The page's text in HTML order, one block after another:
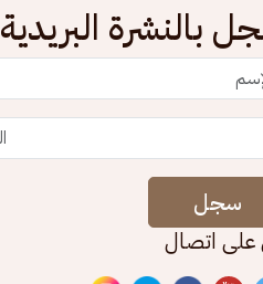
بالنشرة البريدية
سجل
على اتصال